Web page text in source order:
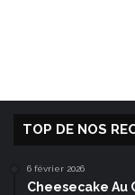
TOP DE NOS
6 février 2026
Cheesecake Au